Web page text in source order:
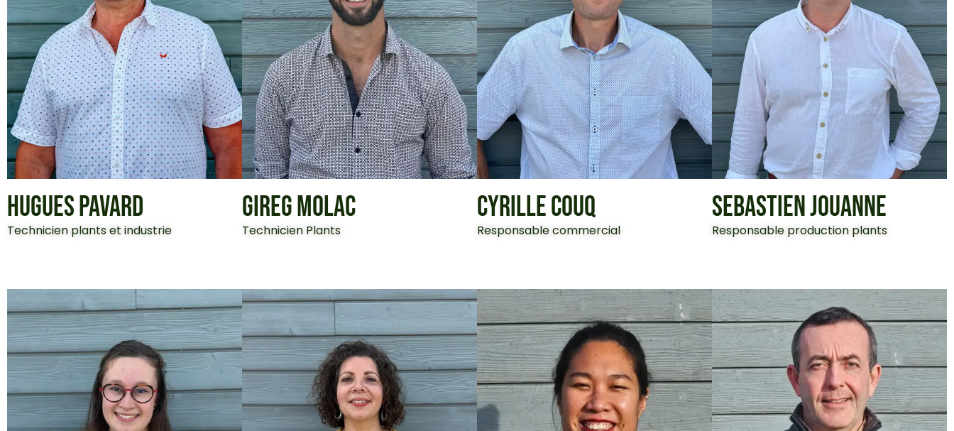
HUGUES PAVARD
Technicien plants et industrie
GIREG MOLAC
Technicien Plants
CYRILLE COUQ
Responsable commercial
SEBASTIEN JOUANNE
Responsable production plants